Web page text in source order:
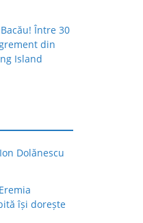
Între 30
din
Island
Dolănescu
își dorește